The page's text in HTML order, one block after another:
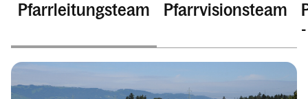
Pfarrleitungsteam Pfarrvisionsteam